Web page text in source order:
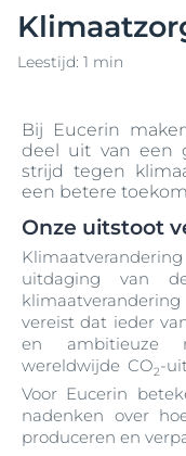
Leestijd: 1 min
Bij Eucerin
deel uit van een
strijd tegen
een betere
Onze uitstoot
uitdaging van
vereist dat ieder
en ambitieuze
wereldwijde CO2-
Voor Eucerin
nadenken over
produceren en